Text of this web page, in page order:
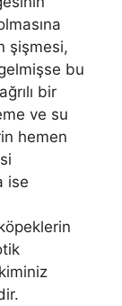
şişmesi,
bu
bir
ve su
hemen
ise